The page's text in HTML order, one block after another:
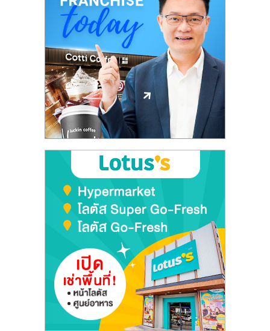
ปรึกษา
การ
ลงทุน
และ
ขยาย
ไชส์,